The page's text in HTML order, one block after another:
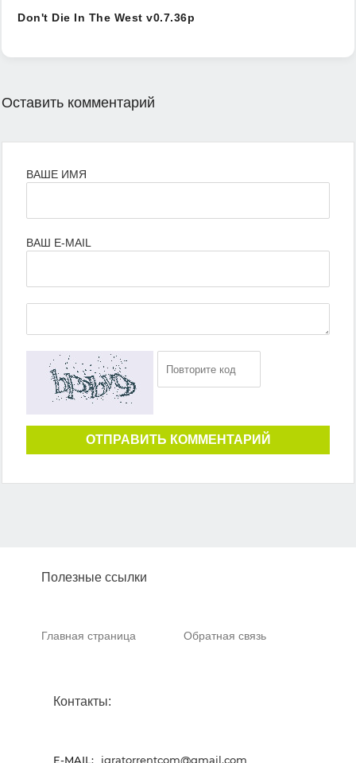
Don't Die In The West v0.7.36p
Оставить комментарий
ВАШЕ ИМЯ
ВАШ E-MAIL
ОТПРАВИТЬ КОММЕНТАРИЙ
Полезные ссылки
Главная страница Обратная связь
Контакты:
E-MAIL: igratorrentcom@gmail.com